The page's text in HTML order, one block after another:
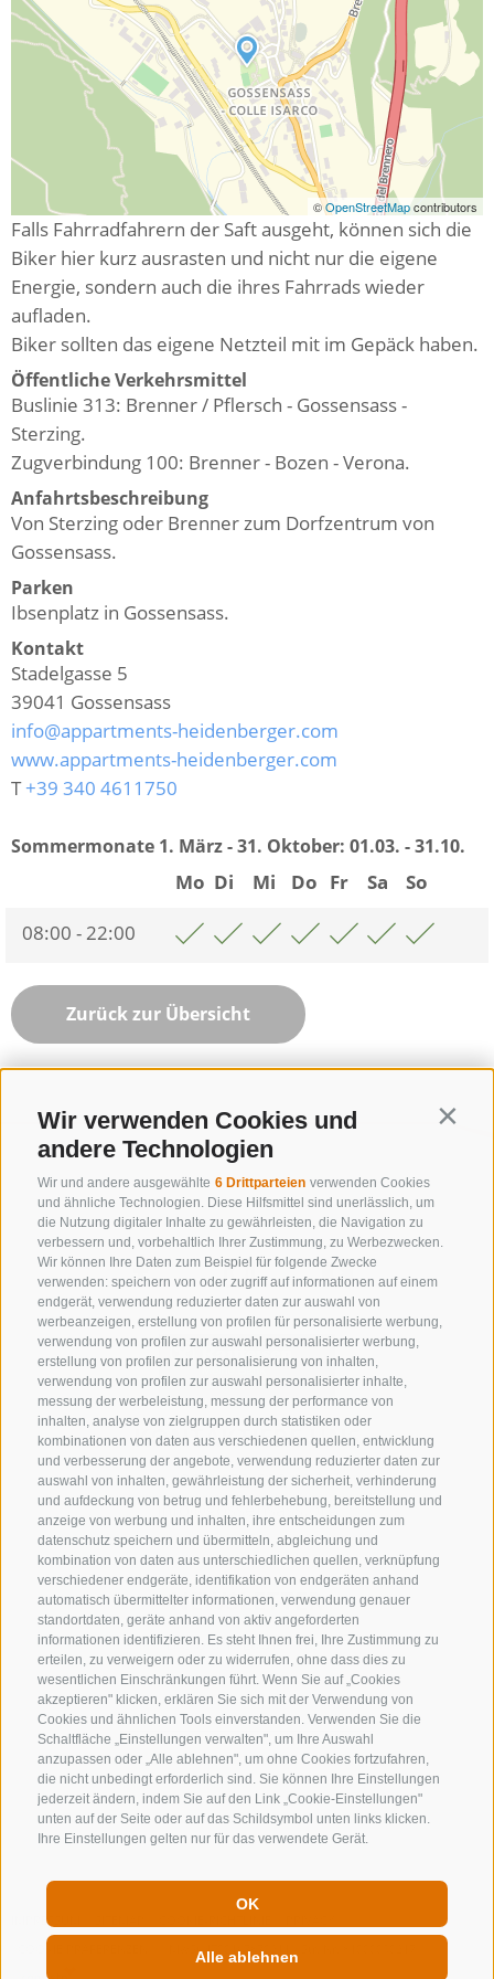
Wir verwenden Cookies und
andere Technologien
Wir und andere ausgewählte 6 Drittparteien verwenden Cookies
und ähnliche Technologien. Diese Hilfsmittel sind unerlässlich, um
die Nutzung digitaler Inhalte zu gewährleisten, die Navigation zu
verbessern und, vorbehaltlich Ihrer Zustimmung, zu Werbezwecken.
Wir können Ihre Daten zum Beispiel für folgende Zwecke
verwenden: speichern von oder zugriff auf informationen auf einem
endgerät, verwendung reduzierter daten zur auswahl von
werbeanzeigen, erstellung von profilen für personalisierte werbung,
verwendung von profilen zur auswahl personalisierter werbung,
erstellung von profilen zur personalisierung von inhalten,
verwendung von profilen zur auswahl personalisierter inhalte,
messung der werbeleistung, messung der performance von
inhalten, analyse von zielgruppen durch statistiken oder
kombinationen von daten aus verschiedenen quellen, entwicklung
und verbesserung der angebote, verwendung reduzierter daten zur
auswahl von inhalten, gewährleistung der sicherheit, verhinderung
und aufdeckung von betrug und fehlerbehebung, bereitstellung und
anzeige von werbung und inhalten, ihre entscheidungen zum
datenschutz speichern und übermitteln, abgleichung und
kombination von daten aus unterschiedlichen quellen, verknüpfung
verschiedener endgeräte, identifikation von endgeräten anhand
automatisch übermittelter informationen, verwendung genauer
standortdaten, geräte anhand von aktiv angeforderten
informationen identifizieren. Es steht Ihnen frei, Ihre Zustimmung zu
erteilen, zu verweigern oder zu widerrufen, ohne dass dies zu
wesentlichen Einschränkungen führt. Wenn Sie auf „Cookies
akzeptieren" klicken, erklären Sie sich mit der Verwendung von
Cookies und ähnlichen Tools einverstanden. Verwenden Sie die
Schaltfläche „Einstellungen verwalten", um Ihre Auswahl
anzupassen oder „Alle ablehnen", um ohne Cookies fortzufahren,
die nicht unbedingt erforderlich sind. Sie können Ihre Einstellungen
jederzeit ändern, indem Sie auf den Link „Cookie-Einstellungen"
unten auf der Seite oder auf das Schildsymbol unten links klicken.
Ihre Einstellungen gelten nur für das verwendete Gerät.
OK
Alle ablehnen
©OpenStreetMapcontributors
Falls Fahrradfahrern der Saft ausgeht, können sich die
Biker hier kurz ausrasten und nicht nur die eigene
Energie, sondern auch die ihres Fahrrads wieder
aufladen.
Biker sollten das eigene Netzteil mit im Gepäck haben.
Öffentliche Verkehrsmittel
Buslinie 313: Brenner / Pflersch - Gossensass -
Sterzing.
Zugverbindung 100: Brenner - Bozen - Verona.
Anfahrtsbeschreibung
Von Sterzing oder Brenner zum Dorfzentrum von
Gossensass.
Parken
Ibsenplatz in Gossensass.
Kontakt
Stadelgasse 5
39041 Gossensass
info@appartments-heidenberger.com
www.appartments-heidenberger.com
T+39 340 4611750
Sommermonate 1. März - 31. Oktober: 01.03. - 31.10.
Mo Di Mi Do Fr Sa
So
08:00 - 22:00
Zurück zur Übersicht
KONTAKTIERE UNS
+39 0472 632 372
info@gossensass.org
NEWSLETTER
Bleib am Laufenden
Newsletter Anmelden
IMPRESSUM
MwSt. IT00167870211 - Str. Nr. 81000090217